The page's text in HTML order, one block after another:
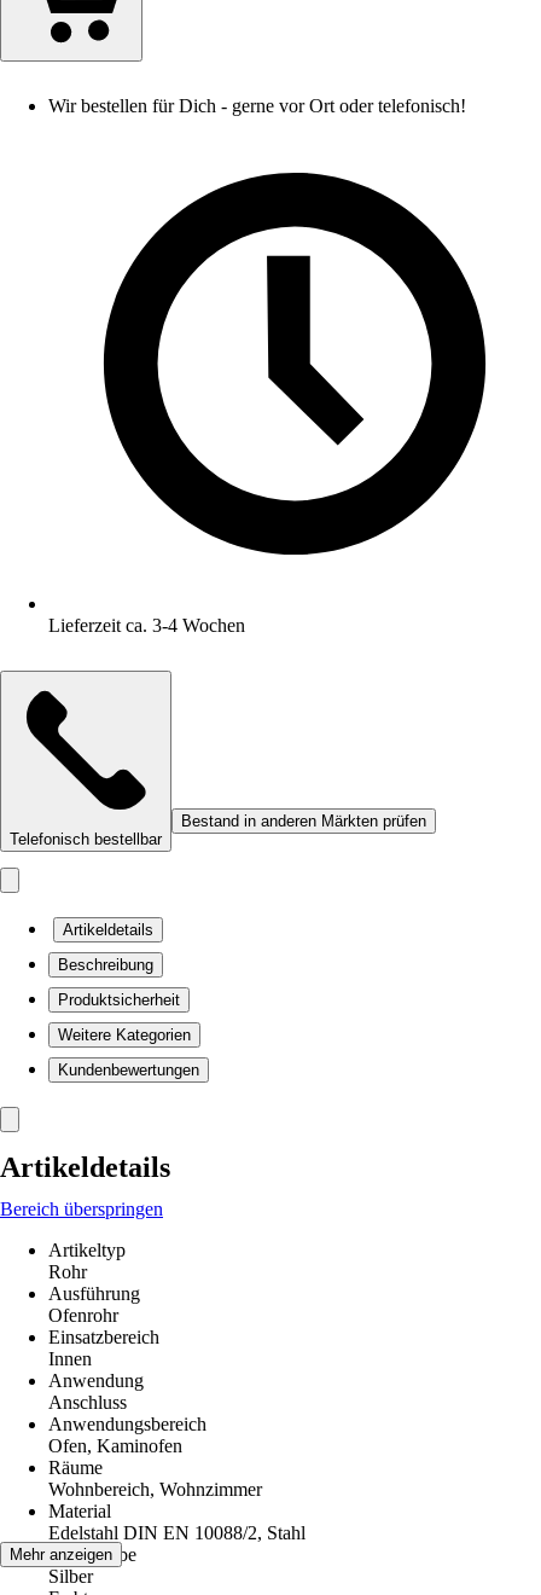
Wir bestellen für Dich - gerne vor Ort oder telefonisch!
Lieferzeit ca. 3-4 Wochen
Telefonisch bestellbar
Bestand in anderen Märkten prüfen
Artikeldetails
Beschreibung
Produktsicherheit
Weitere Kategorien
Kundenbewertungen
Artikeldetails
Bereich überspringen
Artikeltyp
Rohr
Ausführung
Ofenrohr
Einsatzbereich
Innen
Anwendung
Anschluss
Anwendungsbereich
Ofen, Kaminofen
Räume
Wohnbereich, Wohnzimmer
Material
Edelstahl DIN EN 10088/2, Stahl
Grundfarbe
Silber
Mehr anzeigen